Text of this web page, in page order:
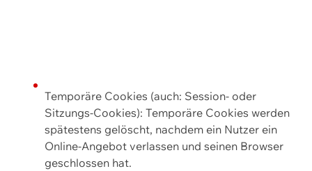
Temporäre Cookies (auch: Session- oder
Sitzungs-Cookies): Temporäre Cookies werden
spätestens gelöscht, nachdem ein Nutzer ein
Online-Angebot verlassen und seinen Browser
geschlossen hat.